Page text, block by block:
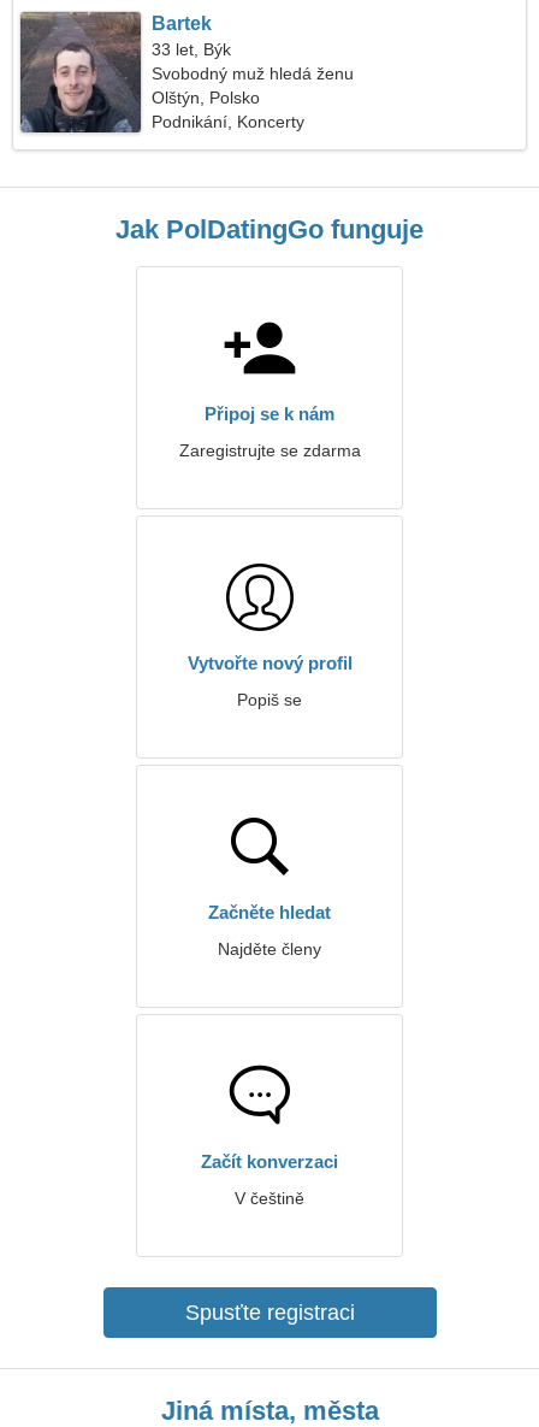
Bartek
33 let, Býk
Svobodný muž hledá ženu
Olštýn, Polsko
Podnikání, Koncerty
Jak PolDatingGo funguje
Připoj se k nám
Zaregistrujte se zdarma
Vytvořte nový profil
Popiš se
Začněte hledat
Najděte členy
Začít konverzaci
V češtině
Spusťte registraci
Jiná místa, města